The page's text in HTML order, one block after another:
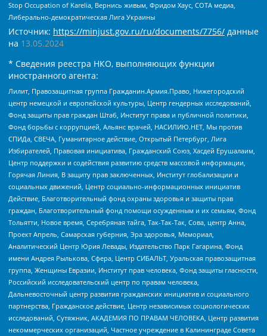
Stop Occupation of Karelia, Вернись живым, Фридом Хаус, СОТА медиа,
Либерально-демократическая Лига Украины
Источник: https://minjust.gov.ru/ru/documents/7756/ данные
на 13.05.2024
* Сведения реестра НКО, выполняющих функции
иностранного агента:
Лилит, Правозащитная группа Гражданин.Армия.Право, Нижегородский
центр немецкой и европейской культуры, Центр гендерных исследований,
Фонд защиты прав граждан Штаб, Институт права и публичной политики,
Фонд борьбы с коррупцией, Альянс врачей, НАСИЛИЮ.НЕТ, Мы против
СПИДа, СВЕЧА, Гуманитарное действие, Открытый Петербург, Лига
Избирателей, Правовая инициатива, Гражданский Союз, Хасдей Ерушалаим,
Центр поддержки и содействия развитию средств массовой информации,
Горячая Линия, В защиту прав заключенных, Институт глобализации и
социальных движений, Центр социально-информационных инициатив
Действие, Благотворительный фонд охраны здоровья и защиты прав
граждан, Благотворительный фонд помощи осужденным и их семьям, Фонд
Тольятти, Новое время, Серебряная тайга, Так-Так-Так, Сова, центр Анна,
Проект Апрель, Самарская губерния, Эра здоровья, Мемориал,
Аналитический Центр Юрия Левады, Издательство Парк Гагарина, Фонд
имени Андрея Рылькова, Сфера, Центр СИБАЛЬТ, Уральская правозащитная
группа, Женщины Евразии, Институт прав человека, Фонд защиты гласности,
Российский исследовательский центр по правам человека,
Дальневосточный центр развития гражданских инициатив и социального
партнерства, Гражданское действие, Центр независимых социологических
исследований, Сутяжник, АКАДЕМИЯ ПО ПРАВАМ ЧЕЛОВЕКА, Центр развития
некоммерческих организаций, Частное учреждение в Калининграде Совета